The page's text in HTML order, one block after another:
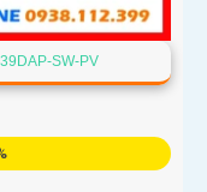
SW-PV